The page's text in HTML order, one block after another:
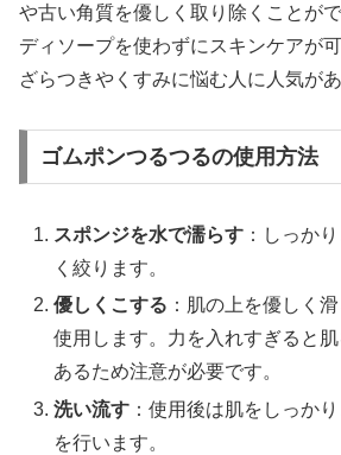
や古い角質を優しく取り除くことが
ディソープを使わずにスキンケアが
ざらつきやくすみに悩む人に人気があ
ゴムポンつるつるの使用方法
スポンジを水で濡らす ：しっか
く絞ります。
優しくこする ：肌の上を優しく
使用します。力を入れすぎると
あるため注意が必要です。
洗い流す ：使用後は肌をしっか
を行います。